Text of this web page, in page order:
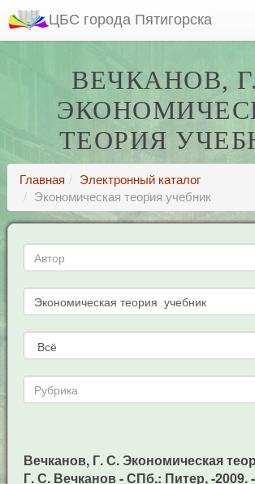
ЦБС города Пятигорска
ВЕЧКАНОВ,
ТЕОРИЯ
Главная
Электронный каталог
Экономическая теория учебник
Вечканов, Г. С. Экономическая
Г. С. Вечканов - СПб.: Питер, -2009.